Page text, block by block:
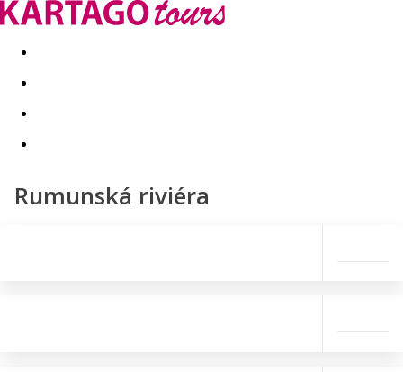
Last minute Dovolenkové kluby
Rumunská riviéra